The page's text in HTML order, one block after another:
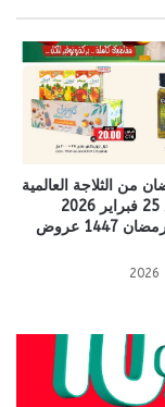
من الثلاجة العالمية
لمدة أسبوع 25 فبراير 2026
الموافق 8 رمضان 1447 عروض